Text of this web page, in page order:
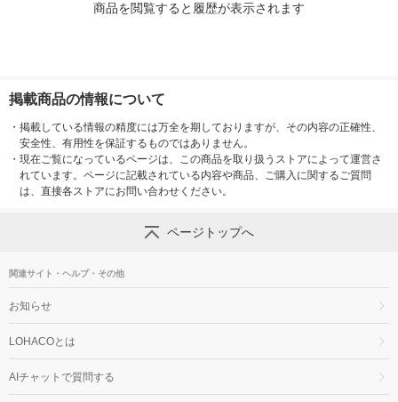
商品を閲覧すると履歴が表示されます
掲載商品の情報について
・ 掲載している情報の精度には万全を期しておりますが、その内容の正確性、
安全性、有用性を保証するものではありません。
・ 現在ご覧になっているページは、この商品を取り扱うストアによって運営さ
れています。ページに記載されている内容や商品、ご購入に関するご質問
は、直接各ストアにお問い合わせください。
ページトップへ
関連サイト・ヘルプ・その他
お知らせ
LOHACOとは
AIチャットで質問する